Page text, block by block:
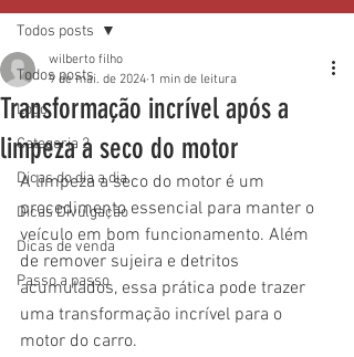
Todos posts
Logo
Categoria 2
Dicas do dia a dia
Dicas Divulgação
Dicas de venda
Passo a passo
Todos posts
Transformação incrível após a
limpeza a seco do motor
wilberto filho
9 de mai. de 2024 1 min de leitura
A limpeza a seco do motor é um
procedimento essencial para manter o
veículo em bom funcionamento. Além
de remover sujeira e detritos
acumulados, essa prática pode trazer
uma transformação incrível para o
motor do carro.